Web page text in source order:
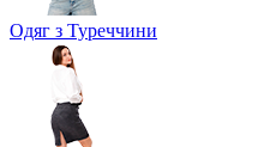
Одяг з Туреччини